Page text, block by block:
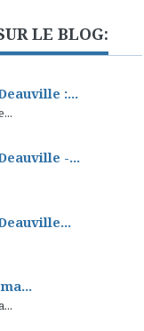
LE BLOG:
:...
-...